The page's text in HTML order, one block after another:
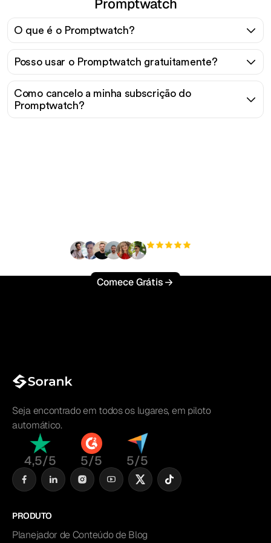
Promptwatch
O que é o Promptwatch?
Posso usar o Promptwatch gratuitamente?
Como cancelo a minha subscrição do
Promptwatch?
Comece Grátis
Seja encontrado em todos os lugares, em piloto
automático.
4,5/5 5/5 5/5
PRODUTO
Planejador de Conteúdo de Blog